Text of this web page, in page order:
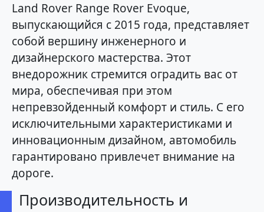
Land Rover Range Rover Evoque,
выпускающийся с 2015 года, представляет
собой вершину инженерного и
дизайнерского мастерства. Этот
внедорожник стремится оградить вас от
мира, обеспечивая при этом
непревзойденный комфорт и стиль. С его
исключительными характеристиками и
инновационным дизайном, автомобиль
гарантировано привлечет внимание на
дороге.
Производительность и